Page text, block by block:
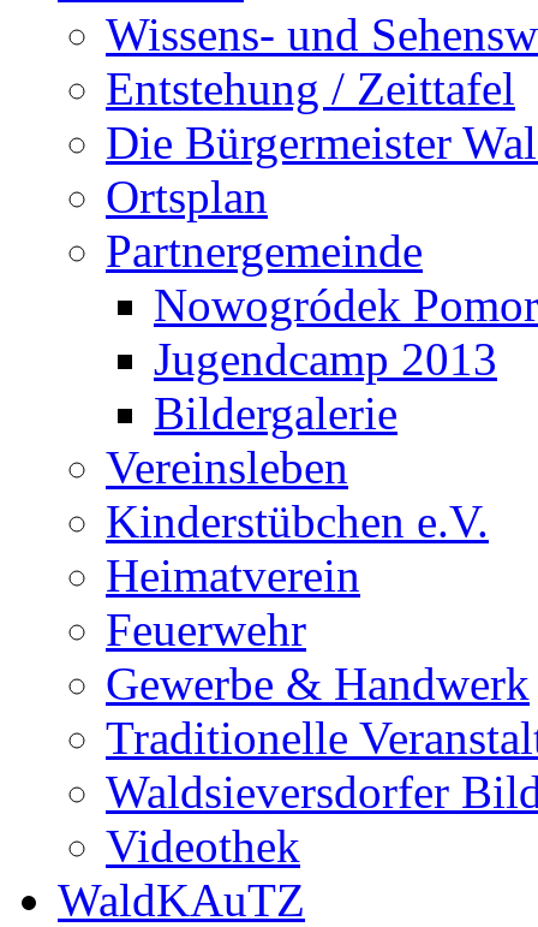
Wissens- und
Entstehung / Zeittafel
Die Bürgermeister
Ortsplan
Partnergemeinde
Nowogródek
Jugendcamp 2013
Bildergalerie
Vereinsleben
Kinderstübchen e.V.
Heimatverein
Feuerwehr
Gewerbe & Handwerk
Traditionelle
Waldsieversdorfer
Videothek
WaldKAuTZ